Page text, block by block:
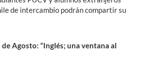
de intercambio podrán compartir su
Agosto: “Inglés; una ventana al